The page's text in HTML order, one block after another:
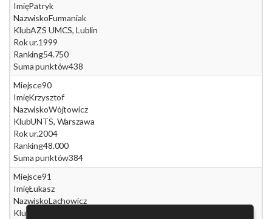
ImięPatryk
NazwiskoFurmaniak
KlubAZS UMCS, Lublin
Rok ur.1999
Ranking54.750
Suma punktów438
Miejsce90
ImięKrzysztof
NazwiskoWójtowicz
KlubUNTS, Warszawa
Rok ur.2004
Ranking48.000
Suma punktów384
Miejsce91
ImięŁukasz
NazwiskoLachowicz
Klub